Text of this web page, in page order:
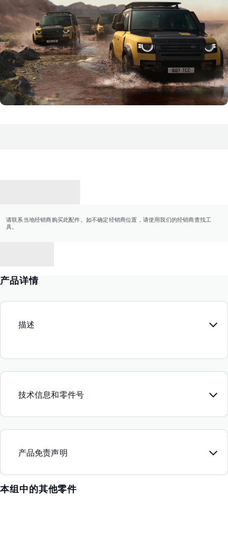
请联系当地经销商购买此配件。如不确定经销商位置，请使用我们的经销商查找工
具。
产品详情
描述
技术信息和零件号
产品免责声明
本组中的其他零件